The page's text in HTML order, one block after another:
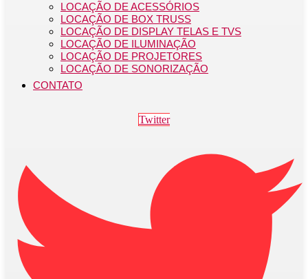
LOCAÇÃO DE ACESSÓRIOS
LOCAÇÃO DE BOX TRUSS
LOCAÇÃO DE DISPLAY TELAS E TVS
LOCAÇÃO DE ILUMINAÇÃO
LOCAÇÃO DE PROJETORES
LOCAÇÃO DE SONORIZAÇÃO
CONTATO
Twitter